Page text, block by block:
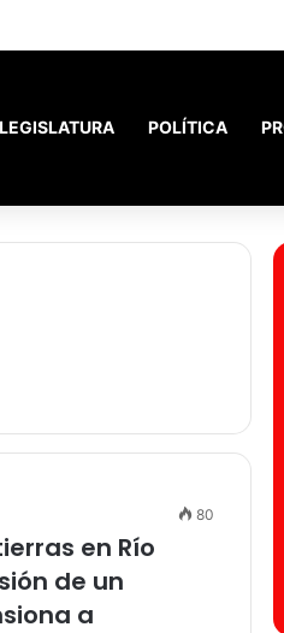
LEGISLATURA POLÍTICA
80
en Río
de un
a